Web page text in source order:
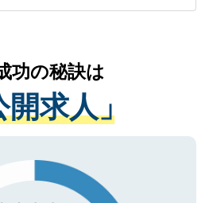
個人データはご本人の許可
取り扱いについての厳密な
した事業者のみに付与され
ーマークを取得済みです。
関してもご安心ください。
在の医療機関の状況や紹介
がら、適切なアドバイスを
ます。すぐにご転職をされ
期的なサポートが可能です
登録ください。
功の秘訣は
開求人」